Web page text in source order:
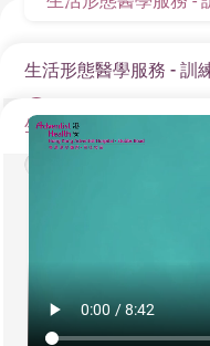
生活形態醫學服務 - 訓
生活形態醫學服務 - 訓練